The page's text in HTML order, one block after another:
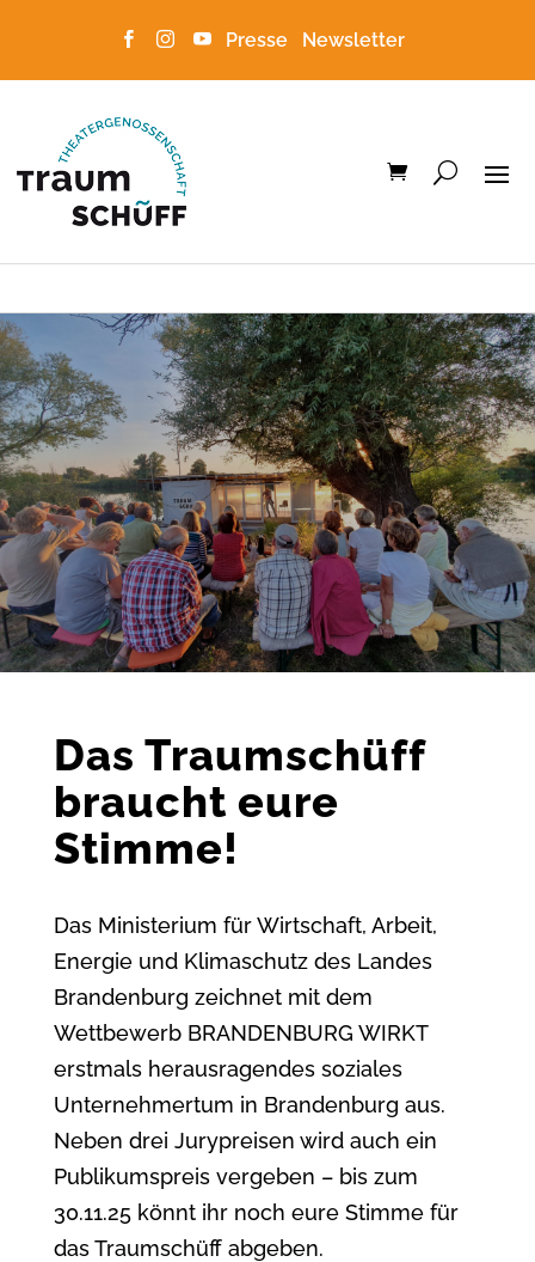
   Presse Newsletter
Das Traumschüff
braucht eure
Stimme!
Das Ministerium für Wirtschaft, Arbeit,
Energie und Klimaschutz des Landes
Brandenburg zeichnet mit dem
Wettbewerb BRANDENBURG WIRKT
erstmals herausragendes soziales
Unternehmertum in Brandenburg aus.
Neben drei Jurypreisen wird auch ein
Publikumspreis vergeben – bis zum
30.11.25 könnt ihr noch eure Stimme für
das Traumschüff abgeben.